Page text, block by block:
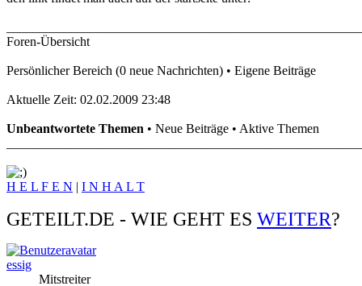
Foren-Übersicht
Persönlicher Bereich (0 neue Nachrichten) • Eigene Beiträge
Aktuelle Zeit: 02.02.2009 23:48
Unbeantwortete Themen • Neue Beiträge • Aktive Themen
H E L F E N | I N H A L T
GETEILT.DE - WIE GEHT ES WEITER?
essig
Mitstreiter